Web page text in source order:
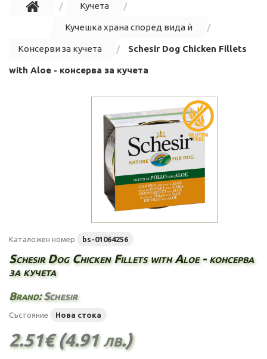
Кучета
Кучешка храна според вида ѝ
Консерви за кучета Schesir Dog Chicken Fillets
with Aloe - консерва за кучета
Каталожен номер bs-01064256
Schesir Dog Chicken Fillets with Aloe - консерва
за кучета
Brand:Schesir
Състояние Нова стока
2.51€ (4.91 лв.)